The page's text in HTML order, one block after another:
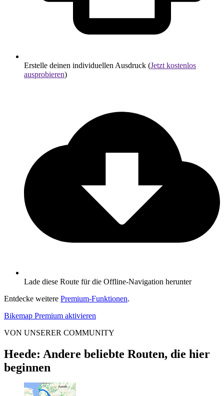
Erstelle deinen individuellen Ausdruck (Jetzt kostenlos
ausprobieren)
Lade diese Route für die Offline-Navigation herunter
Entdecke weitere Premium-Funktionen.
Bikemap Premium aktivieren
VON UNSERER COMMUNITY
Heede: Andere beliebte Routen, die hier
beginnen